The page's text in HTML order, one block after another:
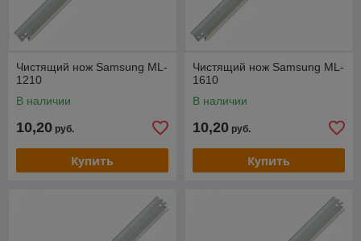
Чистящий нож Samsung ML-
1210
В наличии
10,20 руб.
Купить
Чистящий нож Samsung ML-
1610
В наличии
10,20 руб.
Купить